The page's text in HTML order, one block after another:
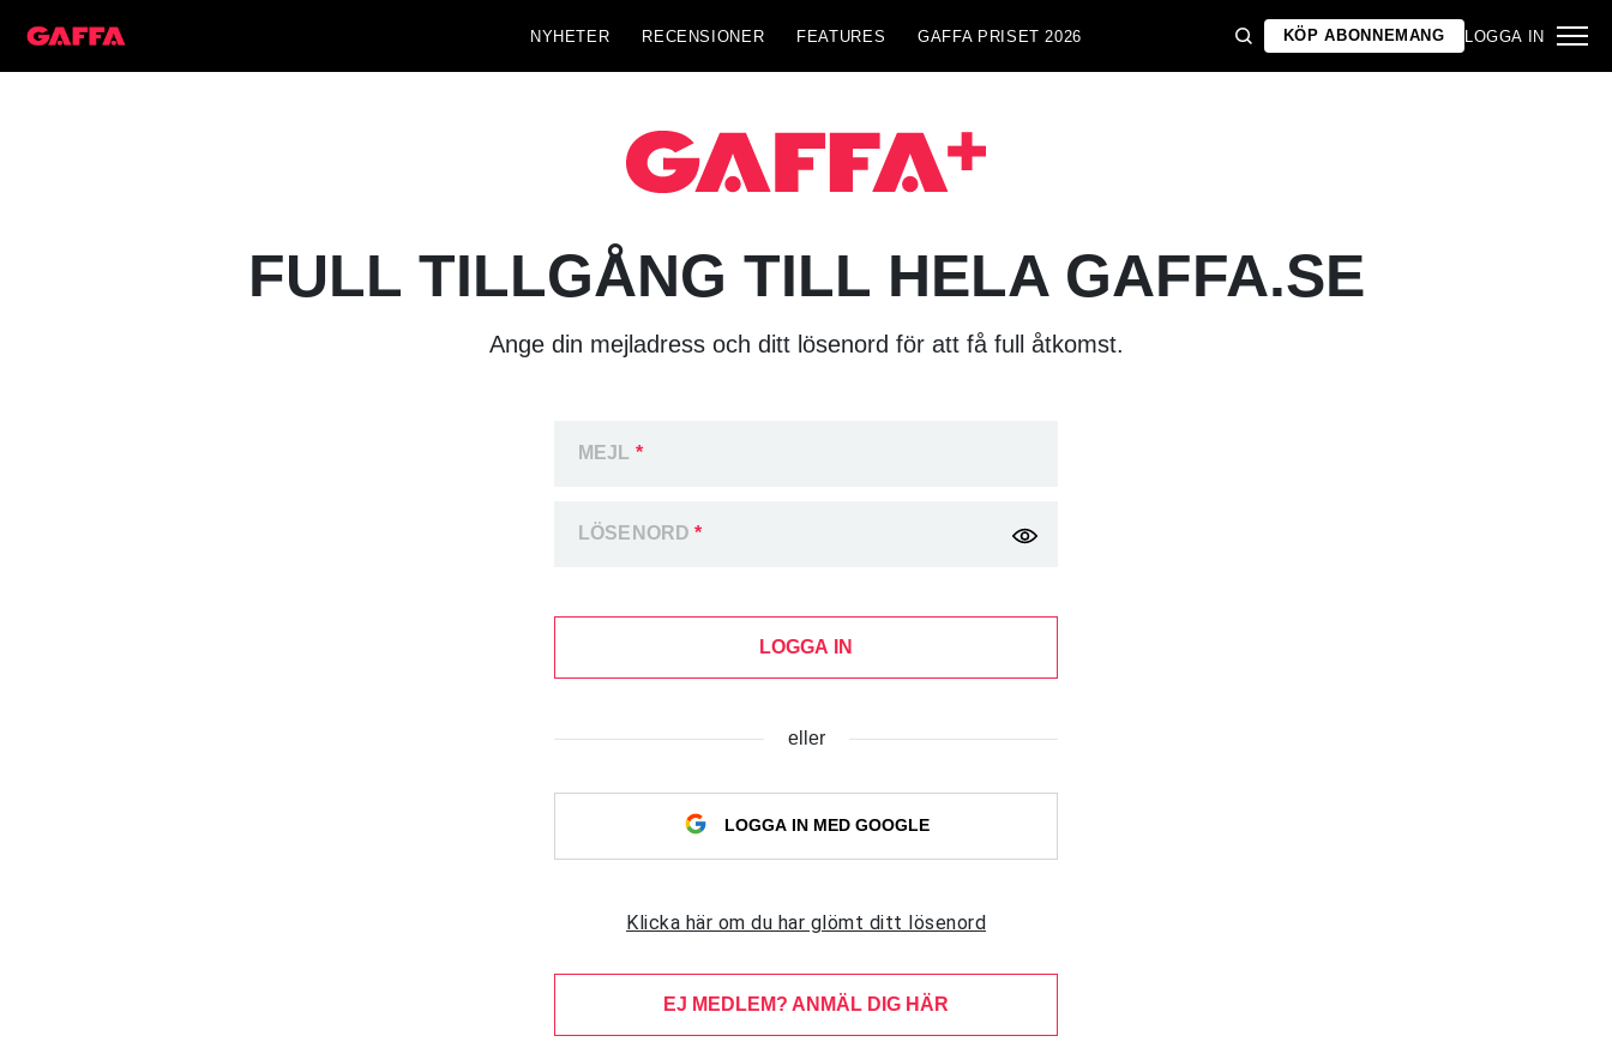
NYHETER RECENSIONER FEATURES GAFFA PRISET 2026 KÖP ABONNEMANG LOGGA IN
FULL TILLGÅNG TILL HELA GAFFA.SE
Ange din mejladress och ditt lösenord för att få full åtkomst.
MEJL *
LÖSENORD*
LOGGA IN
eller
LOGGA IN MED GOOGLE
Klicka här om du har glömt ditt lösenord
EJ MEDLEM? ANMÄL DIG HÄR